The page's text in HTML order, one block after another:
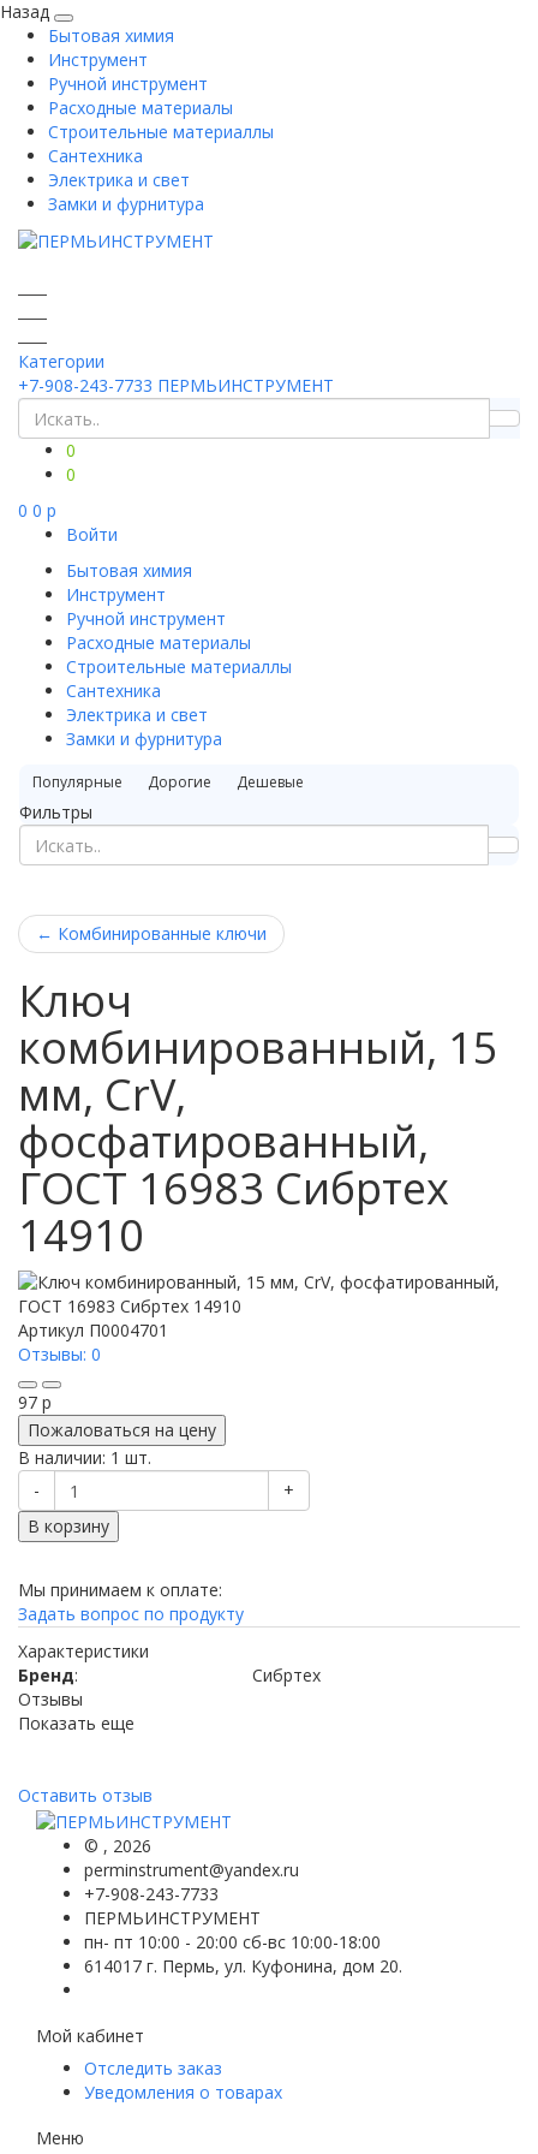
Назад
Бытовая химия
Инструмент
Ручной инструмент
Расходные материалы
Строительные материаллы
Сантехника
Электрика и свет
Замки и фурнитура
Категории
+7-908-243-7733 ПЕРМЬИНСТРУМЕНТ
0
0
0 0 p
Войти
Бытовая химия
Инструмент
Ручной инструмент
Расходные материалы
Строительные материаллы
Сантехника
Электрика и свет
Замки и фурнитура
Популярные Дорогие Дешевые
Фильтры
← Комбинированные ключи
Ключ
комбинированный, 15
мм, CrV,
фосфатированный,
ГОСТ 16983 Сибртех
14910
Артикул П0004701
Отзывы: 0
97 p
Пожаловаться на цену
В наличии: 1 шт.
-
+
В корзину
Мы принимаем к оплате:
Задать вопрос по продукту
Характеристики
Бренд:
Сибртех
Отзывы
Показать еще
Оставить отзыв
© , 2026
perminstrument@yandex.ru
+7-908-243-7733
ПЕРМЬИНСТРУМЕНТ
пн- пт 10:00 - 20:00 сб-вс 10:00-18:00
614017 г. Пермь, ул. Куфонина, дом 20.
Мой кабинет
Отследить заказ
Уведомления о товарах
Меню